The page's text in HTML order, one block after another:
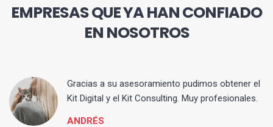
EMPRESAS QUE YA HAN CONFIADO
EN NOSOTROS
Gracias a su asesoramiento pudimos obtener el
Kit Digital y el Kit Consulting. Muy profesionales.
ANDRÉS